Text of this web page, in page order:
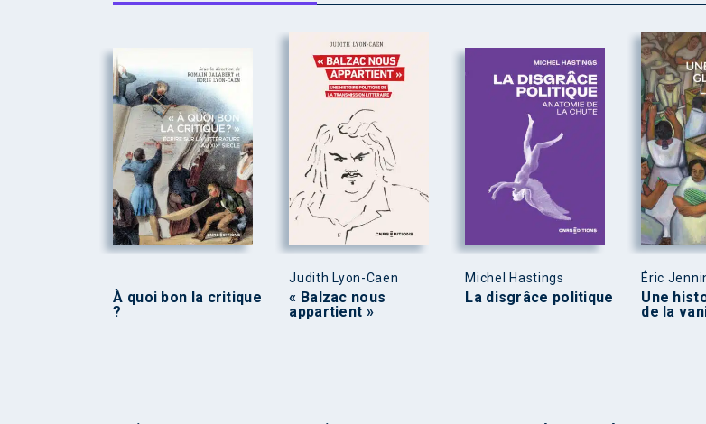
À quoi bon la critique
?
Judith Lyon-Caen
« Balzac nous
appartient »
Michel Hastings
La disgrâce politique
Éric
Une
de la